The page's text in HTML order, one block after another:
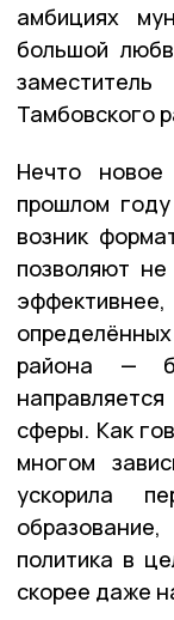
амбициях
большой
Тамбовского
Нечто
прошлом
возник
позволяют
района —
сферы. Как
многом
ускорила
политика в
скорее даже